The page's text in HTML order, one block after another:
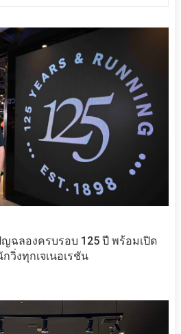
ญฉลองครบรอบ 125 ปี​ พร้อม​เปิด
วิ่งทุกเจเนอเรชัน